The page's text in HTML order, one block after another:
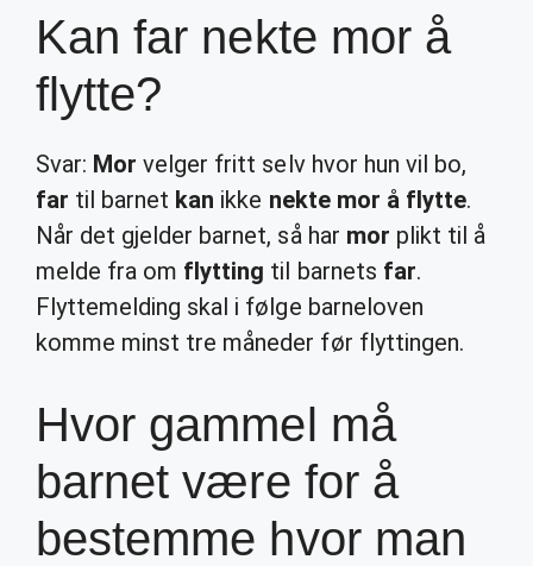
Kan far nekte mor å
flytte?
Svar: Mor velger fritt selv hvor hun vil bo,
far til barnet kan ikke nekte mor å flytte.
Når det gjelder barnet, så har mor plikt til å
melde fra om flytting til barnets far.
Flyttemelding skal i følge barneloven
komme minst tre måneder før flyttingen.
Hvor gammel må
barnet være for å
bestemme hvor man